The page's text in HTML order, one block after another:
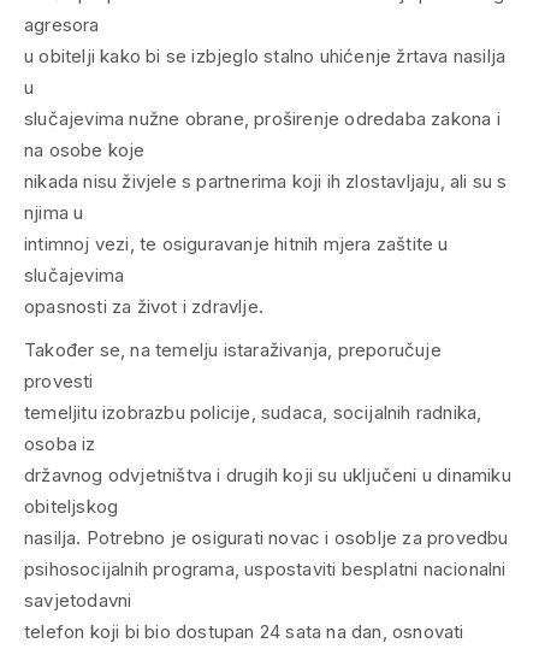
agresora
u obitelji kako bi se izbjeglo stalno uhićenje žrtava nasilja
u
slučajevima nužne obrane, proširenje odredaba zakona i
na osobe koje
nikada nisu živjele s partnerima koji ih zlostavljaju, ali su s
njima u
intimnoj vezi, te osiguravanje hitnih mjera zaštite u
slučajevima
opasnosti za život i zdravlje.
Također se, na temelju istaraživanja, preporučuje
provesti
temeljitu izobrazbu policije, sudaca, socijalnih radnika,
osoba iz
državnog odvjetništva i drugih koji su uključeni u dinamiku
obiteljskog
nasilja. Potrebno je osigurati novac i osoblje za provedbu
psihosocijalnih programa, uspostaviti besplatni nacionalni
savjetodavni
telefon koji bi bio dostupan 24 sata na dan, osnovati